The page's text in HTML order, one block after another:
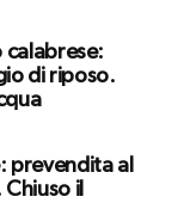
di riposo.
prevendita al
il